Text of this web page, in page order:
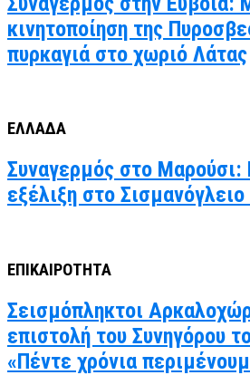
κινητοποίηση της
πυρκαγιά στο χωριό Λάτας
ΕΛΛΑΔΑ
Συναγερμός στο Μαρούσι:
εξέλιξη στο
ΕΠΙΚΑΙΡΟΤΗΤΑ
Σεισμόπληκτοι
επιστολή του Συνηγόρου
«Πέντε χρόνια